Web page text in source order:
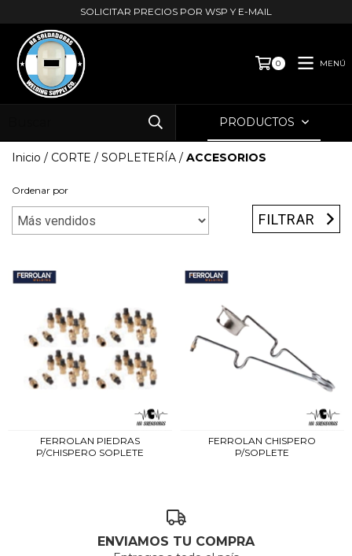
SOLICITAR PRECIOS POR WSP Y E-MAIL
0 MENÚ
PRODUCTOS
Inicio / CORTE / SOPLETERÍA / ACCESORIOS
Ordenar por
FILTRAR
FERROLAN PIEDRAS
P/CHISPERO SOPLETE
FERROLAN CHISPERO
P/SOPLETE
ENVIAMOS TU COMPRA